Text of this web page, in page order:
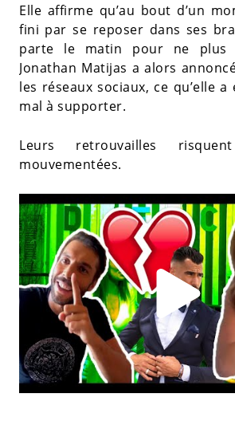
Elle affirme qu’au bout d’un
fini par se reposer dans ses
parte le matin pour ne plus
Jonathan Matijas a alors
les réseaux sociaux, ce qu’elle
mal à supporter.
Leurs retrouvailles
mouvementées.